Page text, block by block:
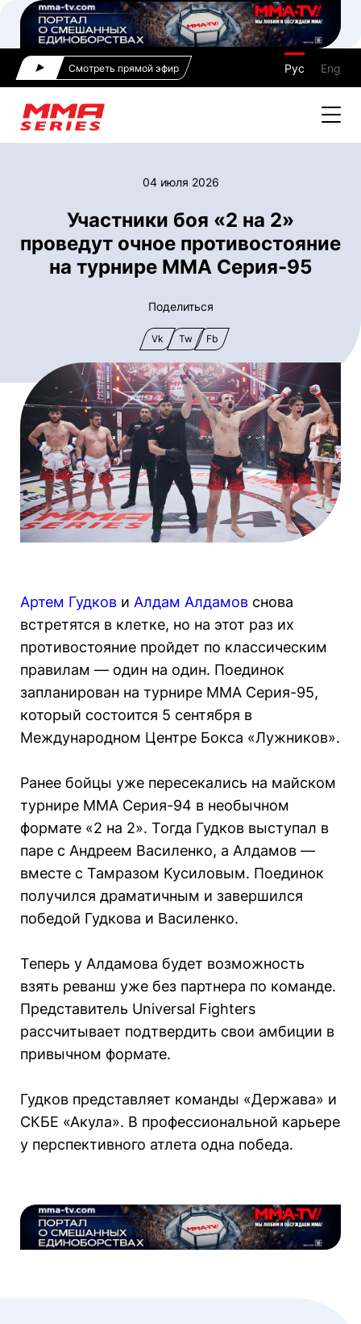
Смотреть прямой эфир Рус Eng
04 июля 2026
Участники боя «2 на 2»
проведут очное противостояние
на турнире ММА Серия-95
Поделиться
Vk Tw Fb
Артем Гудков и Алдам Алдамов снова
встретятся в клетке, но на этот раз их
противостояние пройдет по классическим
правилам — один на один. Поединок
запланирован на турнире ММА Серия-95,
который состоится 5 сентября в
Международном Центре Бокса «Лужников».
Ранее бойцы уже пересекались на майском
турнире ММА Серия-94 в необычном
формате «2 на 2». Тогда Гудков выступал в
паре с Андреем Василенко, а Алдамов —
вместе с Тамразом Кусиловым. Поединок
получился драматичным и завершился
победой Гудкова и Василенко.
Теперь у Алдамова будет возможность
взять реванш уже без партнера по команде.
Представитель Universal Fighters
рассчитывает подтвердить свои амбиции в
привычном формате.
Гудков представляет команды «Держава» и
СКБЕ «Акула». В профессиональной карьере
у перспективного атлета одна победа.